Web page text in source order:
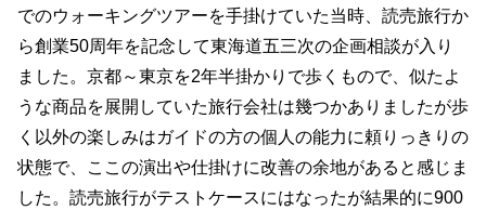
でのウォーキングツアーを手掛けていた当時、読売旅行か
ら創業50周年を記念して東海道五三次の企画相談が入り
ました。京都～東京を2年半掛かりで歩くもので、似たよ
うな商品を展開していた旅行会社は幾つかありましたが歩
く以外の楽しみはガイドの方の個人の能力に頼りっきりの
状態で、ここの演出や仕掛けに改善の余地があると感じま
した。読売旅行がテストケースにはなったが結果的に900